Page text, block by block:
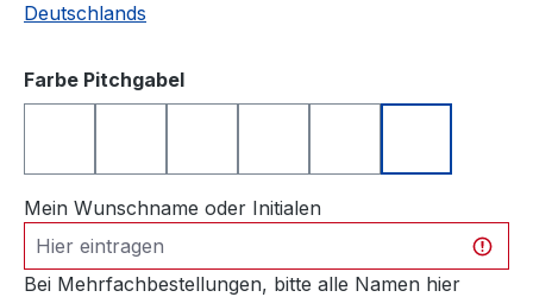
Deutschlands
Farbe Pitchgabelauswählen
Mein Wunschname oder Initialen
Bei Mehrfachbestellungen, bitte alle Namen hier